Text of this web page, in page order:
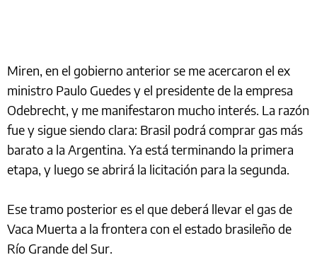
Miren, en el gobierno anterior se me acercaron el ex
ministro Paulo Guedes y el presidente de la empresa
Odebrecht, y me manifestaron mucho interés. La razón
fue y sigue siendo clara: Brasil podrá comprar gas más
barato a la Argentina. Ya está terminando la primera
etapa, y luego se abrirá la licitación para la segunda.
Ese tramo posterior es el que deberá llevar el gas de
Vaca Muerta a la frontera con el estado brasileño de
Río Grande del Sur.